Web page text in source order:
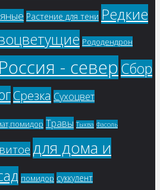
Растение для тени Редкие
Рододендрон
- северСбор
Срезка Сухоцвет
Травы Тыква Фасоль
для дома и
помидор суккулент